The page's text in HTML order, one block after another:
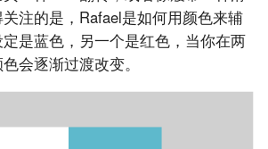
注的是，Rafael是如何用颜色来辅
是蓝色，另一个是红色，当你在两
会逐渐过渡改变。